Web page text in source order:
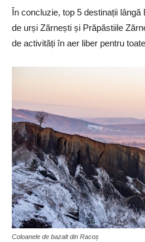
În concluzie, top 5 destinații
de urși Zărnești și Prăpăstiile
de activități în aer liber pentru
Coloanele de bazalt din Racoș